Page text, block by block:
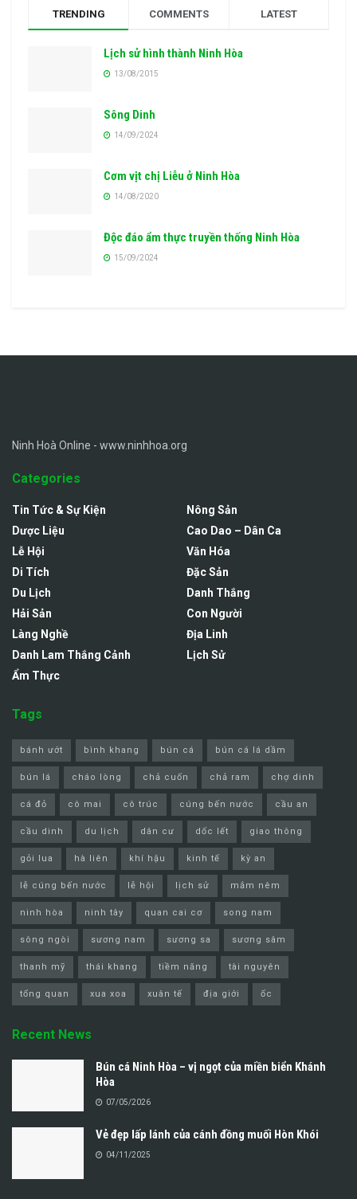
TRENDING COMMENTS LATEST
Lịch sử hình thành Ninh Hòa
13/08/2015
Sông Dinh
14/09/2024
Cơm vịt chị Liễu ở Ninh Hòa
14/08/2020
Độc đáo ẩm thực truyền thống Ninh Hòa
15/09/2024
Ninh Hoà Online - www.ninhhoa.org
Categories
Tin Tức & Sự Kiện
Dược Liệu
Lễ Hội
Di Tích
Du Lịch
Hải Sản
Làng Nghề
Danh Lam Thắng Cảnh
Ẩm Thực
Nông Sản
Cao Dao – Dân Ca
Văn Hóa
Đặc Sản
Danh Thắng
Con Người
Địa Linh
Lịch Sử
Tags
bánh ướt bình khang bún cá bún cá lá dầm
bún lá cháo lòng chả cuốn chả ram chợ dinh
cá đỏ cô mai cô trúc cúng bến nước cầu an
cầu dinh du lịch dân cư dốc lết giao thông
gỏi lua hà liên khí hậu kinh tế kỳ an
lễ cúng bến nước lễ hội lịch sử mắm nêm
ninh hòa ninh tây quan cai cơ song nam
sông ngòi sương nam sương sa sương sâm
thanh mỹ thái khang tiềm năng tài nguyên
tổng quan xua xoa xuân tế địa giới ốc
Recent News
Bún cá Ninh Hòa – vị ngọt của miền biển Khánh
Hòa
07/05/2026
Vẻ đẹp lấp lánh của cánh đồng muối Hòn Khói
04/11/2025